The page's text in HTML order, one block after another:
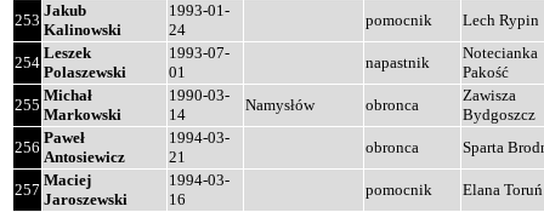
253
Jakub
Kalinowski
1993-01-
24
pomocnik Lech Rypin
254
Leszek
Polaszewski
1993-07-
01
napastnik
Notecianka
Pakość
255
Michał
Markowski
1990-03-
14
Namysłów obronca
Zawisza
Bydgoszcz
256
Paweł
Antosiewicz
1994-03-
21
obronca Sparta
257
Maciej
Jaroszewski
1994-03-
16
pomocnik Elana Toruń